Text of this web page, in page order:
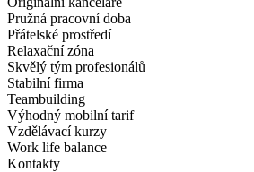
Pružná pracovní doba
Přátelské prostředí
Relaxační zóna
Skvělý tým profesionálů
Stabilní firma
Teambuilding
Výhodný mobilní tarif
Vzdělávací kurzy
Work life balance
Kontakty